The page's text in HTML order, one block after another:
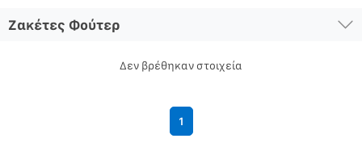
Ζακέτες Φούτερ
Δεν βρέθηκαν στοιχεία
1